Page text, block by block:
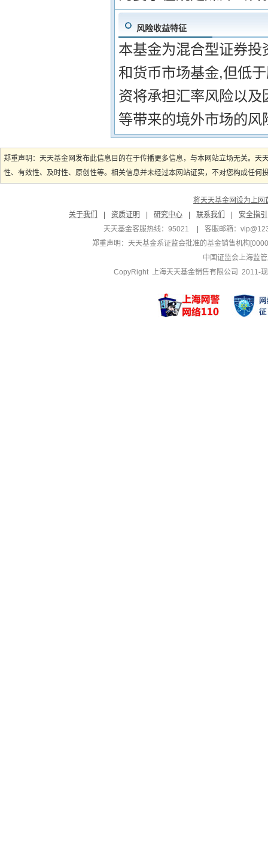
风险收益特征
本基金为混合型证券
和货币市场基金,但低
资将承担汇率风险以
等带来的境外市场的风
郑重声明：天天基金网发布此信息目的在于传播更多信息，与本网站立场无关。
性、有效性、及时性、原创性等。相关信息并未经过本网站证实，不对您构成任
将天天基金网设为上网
关于我们
资质证明 研究中心 联系我们
安全指引
天天基金客服热线：95021
客服邮箱：
郑重声明： 天天基金系证监会批准的基金销售机构
中国证监会上海监
CopyRight 上海天天基金销售有限公司 2011-